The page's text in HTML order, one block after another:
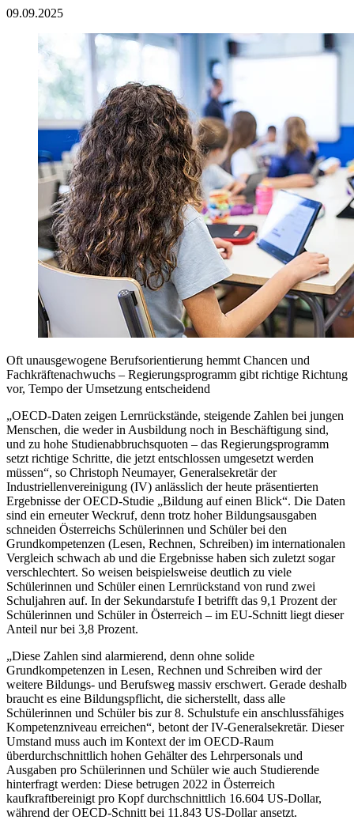
09.09.2025
Oft unausgewogene Berufsorientierung hemmt Chancen und
Fachkräftenachwuchs – Regierungsprogramm gibt richtige Richtung
vor, Tempo der Umsetzung entscheidend
„OECD-Daten zeigen Lernrückstände, steigende Zahlen bei jungen
Menschen, die weder in Ausbildung noch in Beschäftigung sind,
und zu hohe Studienabbruchsquoten – das Regierungsprogramm
setzt richtige Schritte, die jetzt entschlossen umgesetzt werden
müssen“, so Christoph Neumayer, Generalsekretär der
Industriellenvereinigung (IV) anlässlich der heute präsentierten
Ergebnisse der OECD-Studie „Bildung auf einen Blick“. Die Daten
sind ein erneuter Weckruf, denn trotz hoher Bildungsausgaben
schneiden Österreichs Schülerinnen und Schüler bei den
Grundkompetenzen (Lesen, Rechnen, Schreiben) im internationalen
Vergleich schwach ab und die Ergebnisse haben sich zuletzt sogar
verschlechtert. So weisen beispielsweise deutlich zu viele
Schülerinnen und Schüler einen Lernrückstand von rund zwei
Schuljahren auf. In der Sekundarstufe I betrifft das 9,1 Prozent der
Schülerinnen und Schüler in Österreich – im EU-Schnitt liegt dieser
Anteil nur bei 3,8 Prozent.
„Diese Zahlen sind alarmierend, denn ohne solide
Grundkompetenzen in Lesen, Rechnen und Schreiben wird der
weitere Bildungs- und Berufsweg massiv erschwert. Gerade deshalb
braucht es eine Bildungspflicht, die sicherstellt, dass alle
Schülerinnen und Schüler bis zur 8. Schulstufe ein anschlussfähiges
Kompetenzniveau erreichen“, betont der IV-Generalsekretär. Dieser
Umstand muss auch im Kontext der im OECD-Raum
überdurchschnittlich hohen Gehälter des Lehrpersonals und
Ausgaben pro Schülerinnen und Schüler wie auch Studierende
hinterfragt werden: Diese betrugen 2022 in Österreich
kaufkraftbereinigt pro Kopf durchschnittlich 16.604 US-Dollar,
während der OECD-Schnitt bei 11.843 US-Dollar ansetzt.